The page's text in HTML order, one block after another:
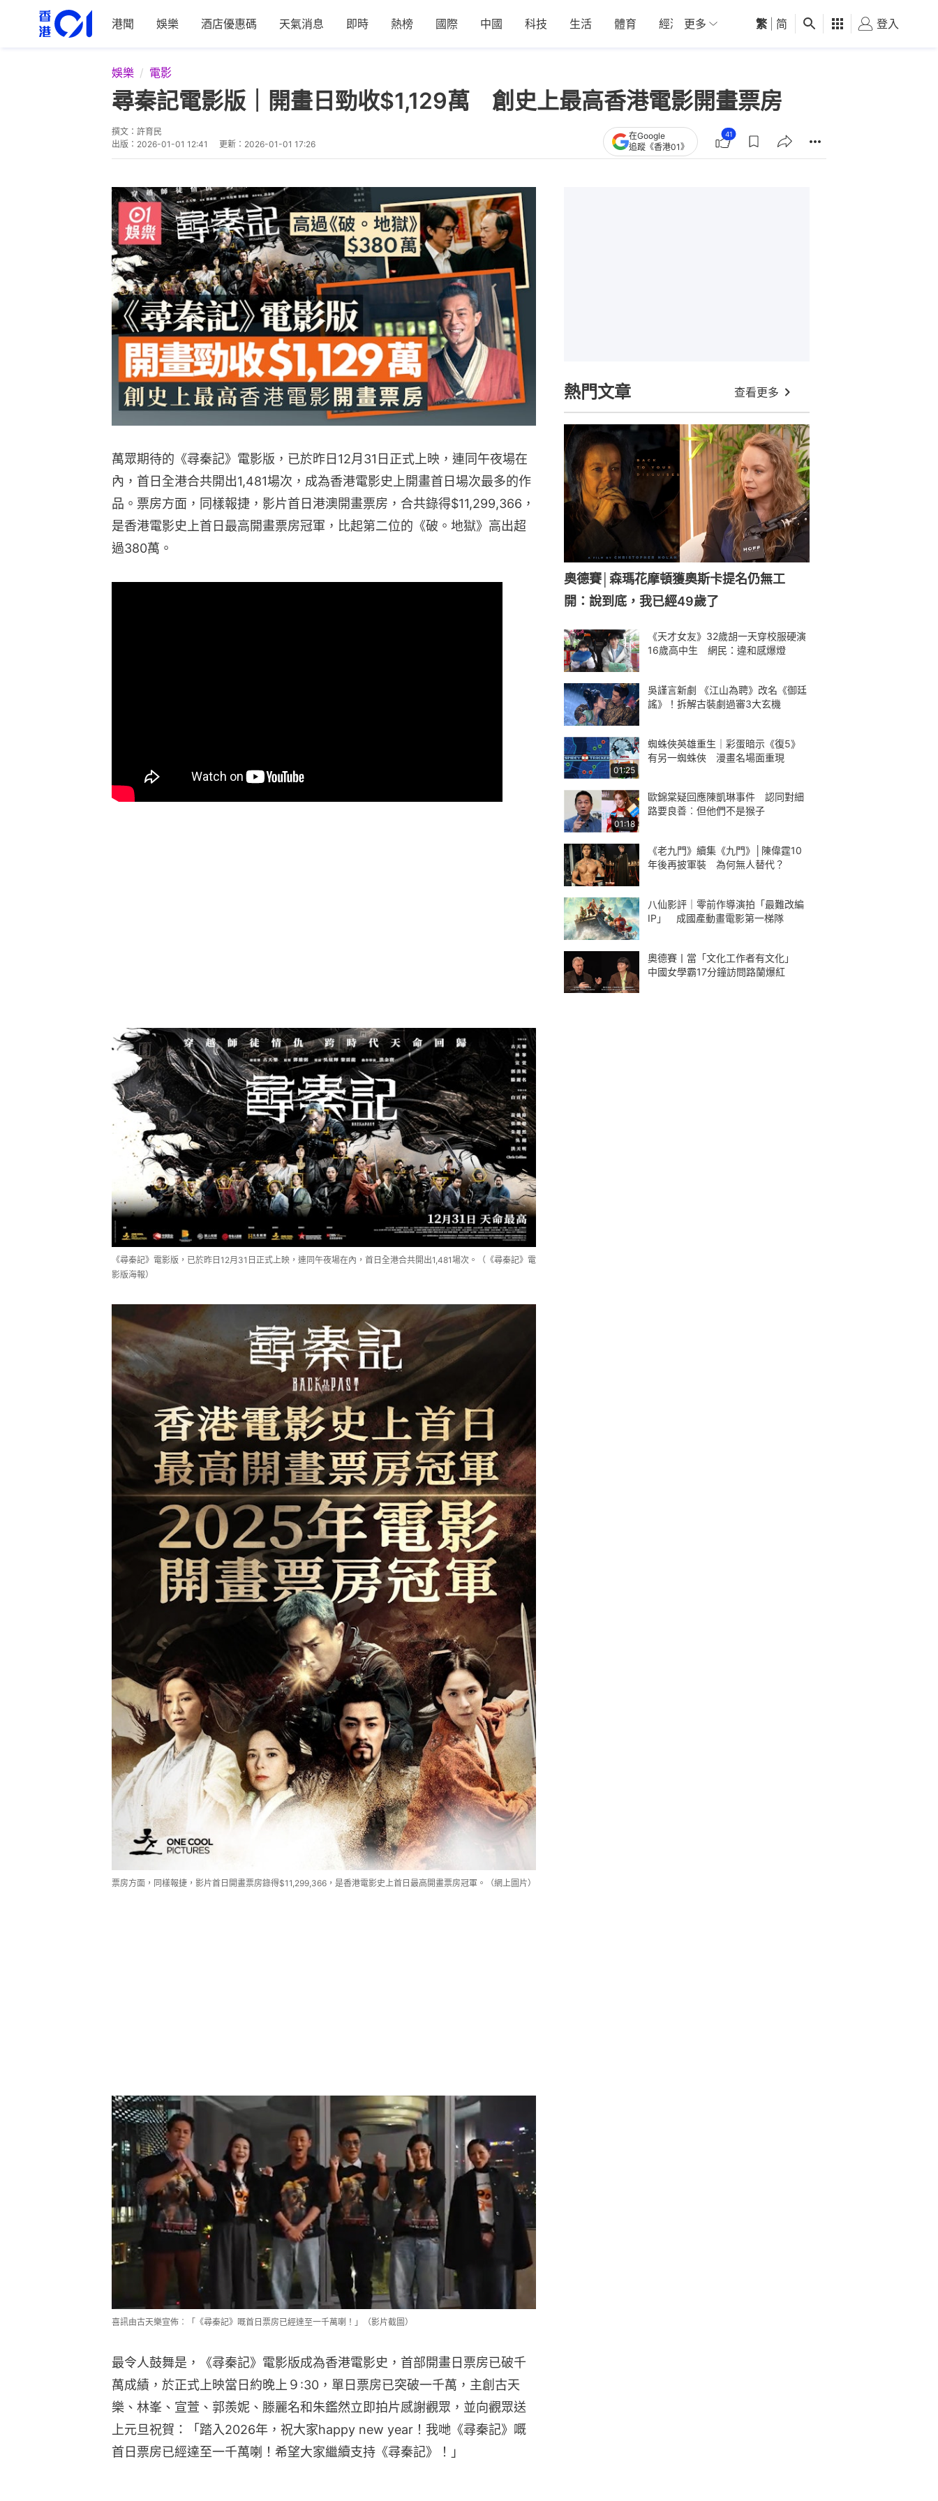
港聞 娛樂 酒店優惠碼 天氣消息 即時 熱榜 國際 中國 科技 生活 體育 經濟 01深圳 觀點 健康 好食玩飛
更多 繁 简 登入
娛樂 電影
尋秦記電影版｜開畫日勁收$1,129萬 創史上最高香港電影開畫票房
撰文： 許育民
出版： 2026-01-01 12:41 更新： 2026-01-01 17:26
在Google
追蹤《香港01》
41
萬眾期待的《尋秦記》電影版，已於昨日12月31日正式上映，連同午夜場在
內，首日全港合共開出1,481場次，成為香港電影史上開畫首日場次最多的作
品。票房方面，同樣報捷，影片首日港澳開畫票房，合共錄得$11,299,366，
是香港電影史上首日最高開畫票房冠軍，比起第二位的《破。地獄》高出超
過380萬。
《尋秦記》電影版，已於昨日12月31日正式上映，連同午夜場在內，首日全港合共開出1,481場次。（《尋秦記》電
影版海報）
票房方面，同樣報捷，影片首日開畫票房錄得$11,299,366，是香港電影史上首日最高開畫票房冠軍。（網上圖片）
喜訊由古天樂宣佈︰「《尋秦記》嘅首日票房已經達至一千萬喇！」（影片截圖）
最令人鼓舞是，《尋秦記》電影版成為香港電影史，首部開畫日票房已破千
萬成績，於正式上映當日約晚上９:30，單日票房已突破一千萬，主創古天
樂、林峯、宣萱、郭羨妮、滕麗名和朱鑑然立即拍片感謝觀眾，並向觀眾送
上元旦祝賀：「踏入2026年，祝大家happy new year！我哋《尋秦記》嘅
首日票房已經達至一千萬喇！希望大家繼續支持《尋秦記》！」
熱門文章 查看更多
奧德賽│森瑪花摩頓獲奧斯卡提名仍無工
開：說到底，我已經49歲了
《天才女友》32歲胡一天穿校服硬演
16歲高中生 網民：違和感爆燈
吳謹言新劇 《江山為聘》改名《御廷
謠》！拆解古裝劇過審3大玄機
01:25
蜘蛛俠英雄重生｜彩蛋暗示《復5》
有另一蜘蛛俠 漫畫名場面重現
01:18
歐錦棠疑回應陳凱琳事件 認同對細
路要良善︰但他們不是猴子
《老九門》續集《九門》│陳偉霆10
年後再披軍裝 為何無人替代？
八仙影評｜零前作導演拍「最難改編
IP」 成國產動畫電影第一梯隊
奧德賽丨當「文化工作者有文化」
中國女學霸17分鐘訪問路蘭爆紅